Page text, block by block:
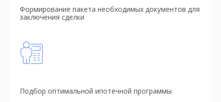
Формирование пакета необходимых документов для
заключения сделки
Подбор оптимальной ипотечной программы